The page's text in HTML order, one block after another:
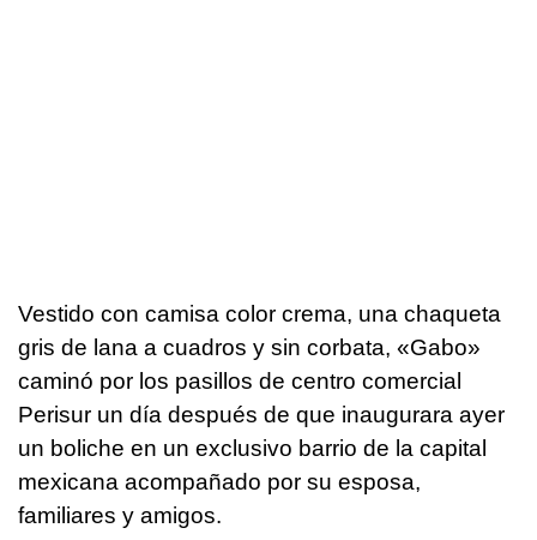
Vestido con camisa color crema, una chaqueta
gris de lana a cuadros y sin corbata, «Gabo»
caminó por los pasillos de centro comercial
Perisur un día después de que inaugurara ayer
un boliche en un exclusivo barrio de la capital
mexicana acompañado por su esposa,
familiares y amigos.